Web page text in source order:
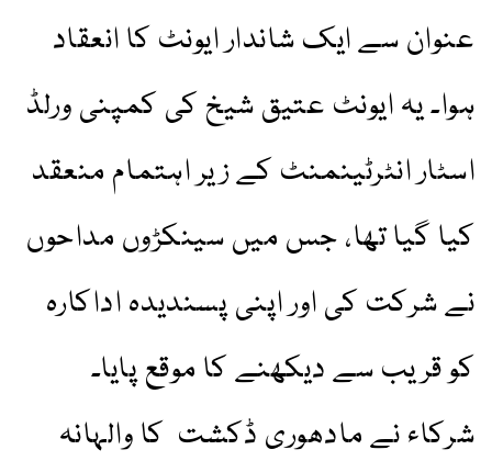
عنوان سے ایک شاندار ایونٹ کا انعقاد
ہوا۔ یہ ایونٹ عتیق شیخ کی کمپنی ورلڈ
اسٹار انٹرٹینمنٹ کے زیر اہتمام منعقد
کیا گیا تھا، جس میں سینکڑوں مداحوں
نے شرکت کی اور اپنی پسندیدہ اداکارہ
کو قریب سے دیکھنے کا موقع پایا۔
شرکاء نے مادھوری ڈکشت کا والہانہ